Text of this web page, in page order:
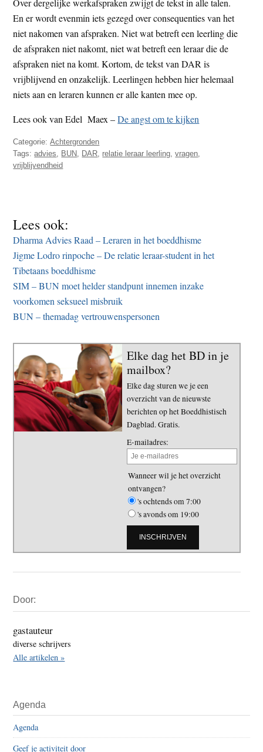
En er wordt evenmin iets gezegd over consequenties van het
niet nakomen van afspraken. Niet wat betreft een leerling die
de afspraken niet nakomt, niet wat betreft een leraar die de
afspraken niet na komt. Kortom, de tekst van DAR is
vrijblijvend en onzakelijk. Leerlingen hebben hier helemaal
niets aan en leraren kunnen er alle kanten mee op.
Lees ook van Edel Maex –De angst om te kijken
Categorie:Achtergronden
Tags:advies BUN DAR relatie leraar leerling ,vragen
vrijblijvendheid
Lees ook:
Dharma Advies Raad – Leraren in het boeddhisme
Jigme Lodro rinpoche – De relatie leraar-student in het
Tibetaans boeddhisme
SIM – BUN moet helder standpunt innemen inzake
voorkomen seksueel misbruik
BUN – themadag vertrouwenspersonen
Elke dag het BD in je
mailbox?
Elke dag sturen we je een
overzicht van de nieuwste
berichten op het Boeddhistisch
Dagblad. Gratis.
E-mailadres:
Wanneer wil je het overzicht
ontvangen?
's ochtends om 7:00
's avonds om 19:00
Sidebar
Door:
gastauteur
diverse schrijvers
Alle artikelen »
Agenda
Agenda
Geef je activiteit door